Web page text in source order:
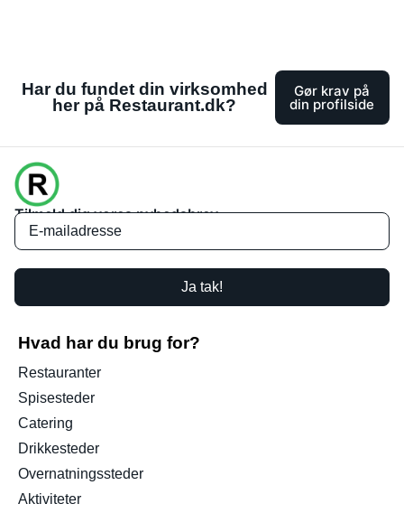
Har du fundet din virksomhed
her på Restaurant.dk?
Gør krav på
din profilside
Tilmeld dig vores nyhedsbrev
Ja tak!
Hvad har du brug for?
Restauranter
Spisesteder
Catering
Drikkesteder
Overnatningssteder
Aktiviteter